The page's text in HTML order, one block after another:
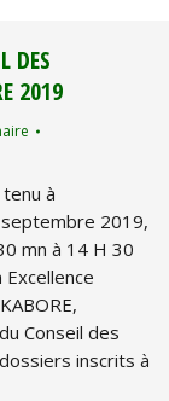
DES
2019
à
2019,
mn à 14 H 30
Conseil des
inscrits à